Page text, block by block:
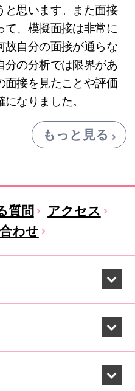
と思います。また面接
て、模擬面接は非常に
故自分の面接が通らな
分の分析では限界があ
面接を見たことや評価
なりました。
もっと見る
質問
アクセス
わせ